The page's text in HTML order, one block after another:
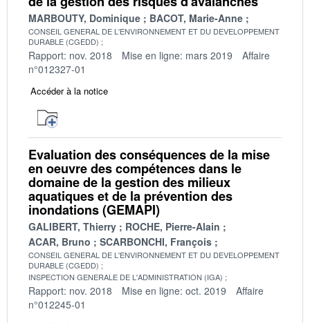
MARBOUTY, Dominique BACOT, Marie-Anne
CONSEIL GENERAL DE L'ENVIRONNEMENT ET DU DEVELOPPEMENT
DURABLE (CGEDD)
Rapport: nov. 2018 Mise en ligne: mars 2019
Affaire
n°012327-01
Accéder à la notice
Evaluation des conséquences de la mise
en oeuvre des compétences dans le
domaine de la gestion des milieux
aquatiques et de la prévention des
inondations (GEMAPI)
GALIBERT, Thierry
ROCHE, Pierre-Alain
ACAR, Bruno
SCARBONCHI, François
CONSEIL GENERAL DE L'ENVIRONNEMENT ET DU DEVELOPPEMENT
DURABLE (CGEDD)
INSPECTION GENERALE DE L'ADMINISTRATION (IGA)
Rapport: nov. 2018 Mise en ligne: oct. 2019
Affaire
n°012245-01